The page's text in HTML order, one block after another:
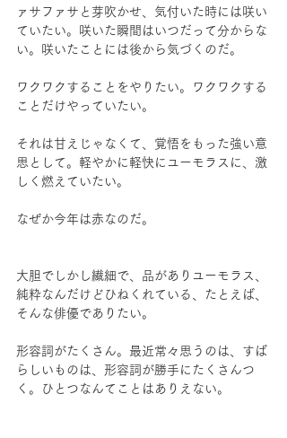
ァサファサと芽吹かせ、気付いた時には咲い
ていたい。咲いた瞬間はいつだって分からな
い。咲いたことには後から気づくのだ。
ワクワクすることをやりたい。ワクワクする
ことだけやっていたい。
それは甘えじゃなくて、覚悟をもった強い意
思として。軽やかに軽快にユーモラスに、激
しく燃えていたい。
なぜか今年は赤なのだ。
大胆でしかし繊細で、品がありユーモラス、
純粋なんだけどひねくれている、たとえば、
そんな俳優でありたい。
形容詞がたくさん。最近常々思うのは、すば
らしいものは、形容詞が勝手にたくさんつ
く。ひとつなんてことはありえない。